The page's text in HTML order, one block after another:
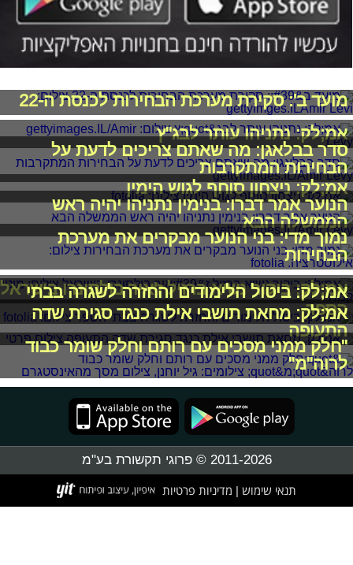
מועד ב': סקירת מערכת הבחירות לכנסת ה-22
אמ;לק: נתניהו עותר לבג"ץ
סדר בבלאגן: מה שאתם צריכים לדעת על
הבחירות המתקרבות
אמ;לק: ניצחון סוחף לגוש הימין
הנוער אמר דברו: בנימין נתניהו יהיה ראש
הממשלה הבא
נמוך מדי: בני הנוער מבקרים את מערכת
הבחירות
אמ;לק: ביקור נשיא ברזיל ז'איר בולסונרו בישראל
אמ;לק: ביטול הלימודים והחזרה לשגרה בבתי
הספר
אמ;לק: מחאת תושבי אילת כנגד סגירת שדה
התעופה
"חלק ממני מסכים עם רותם וחלק שומר כבוד
לרוה"מ"
2011-2026 © פרוגי תקשורת בע"מ
תנאי שימוש מדיניות פרטיות